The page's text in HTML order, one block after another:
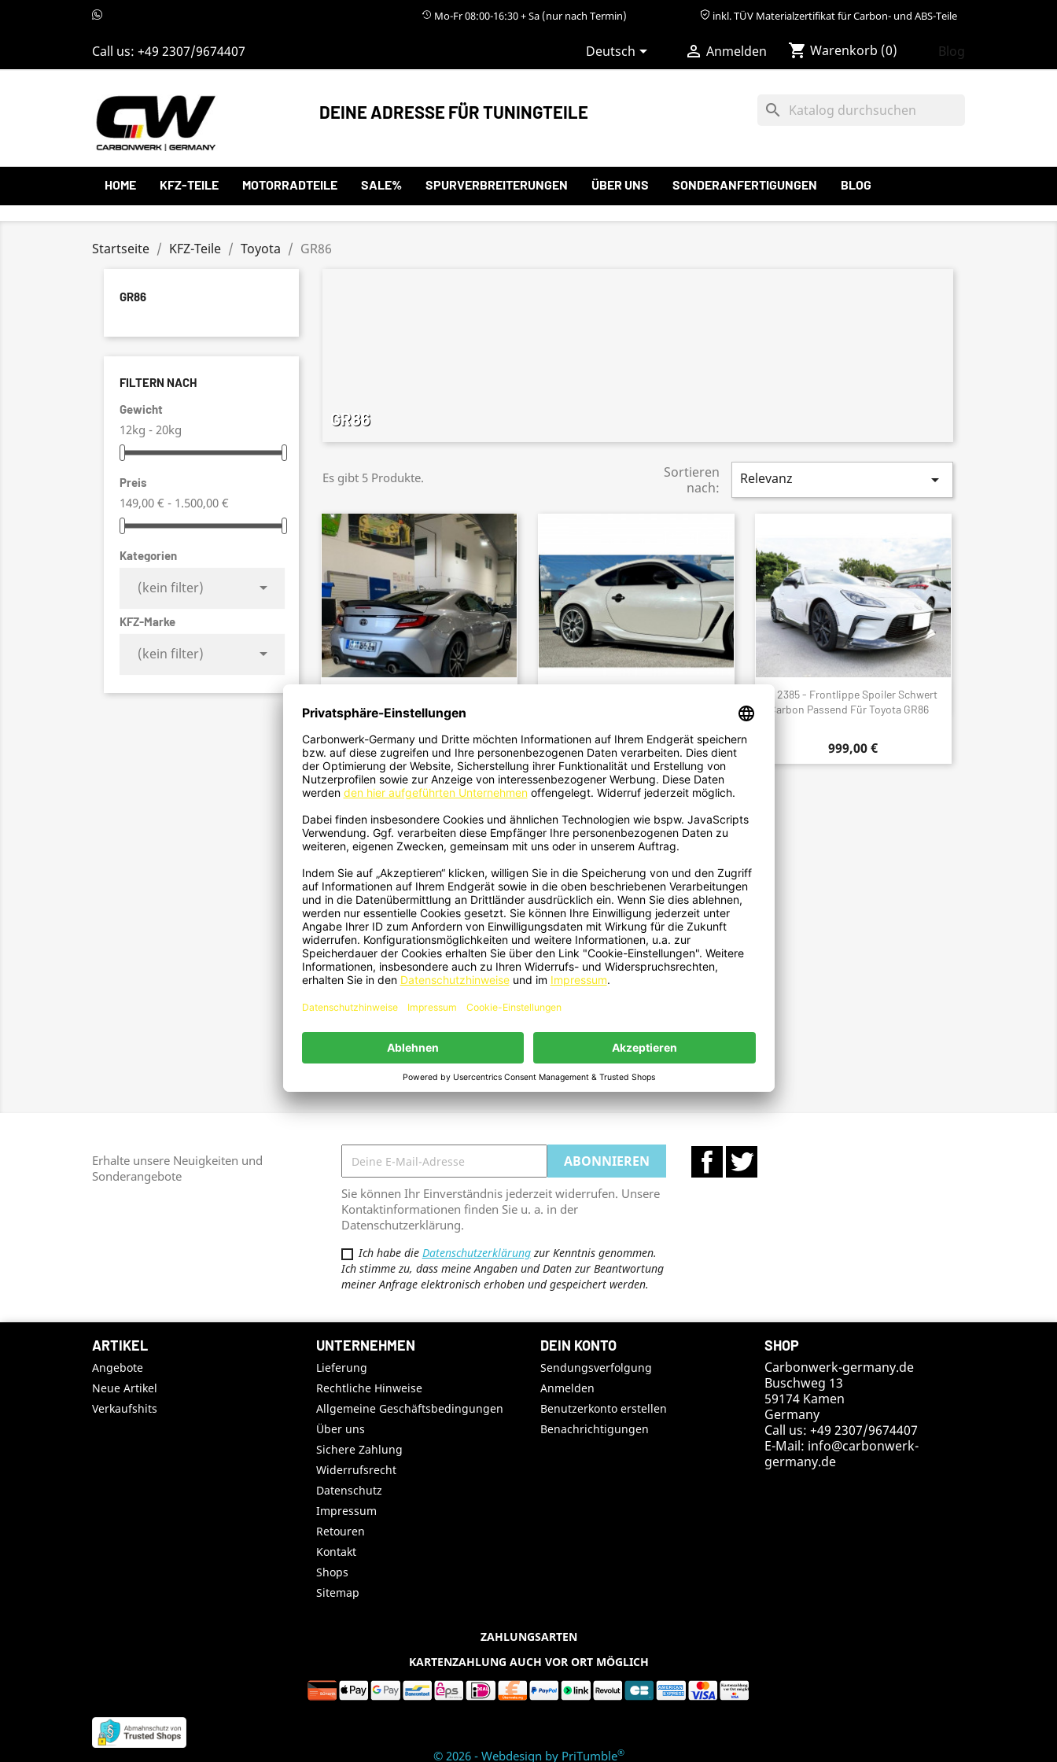
Mo-Fr 08:00-16:30 + Sa (nur nach Termin) inkl. TÜV Materialzertifikat für Carbon- und ABS-Teile
Call us: +49 2307/9674407 Deutsch  Anmelden shopping_cart Warenkorb (0) Blog
DEINE ADRESSE FÜR TUNINGTEILE search
HOME KFZ-TEILE MOTORRADTEILE SALE% SPURVERBREITERUNGEN ÜBER UNS SONDERANFERTIGUNGEN BLOG
Startseite KFZ-Teile Toyota GR86
GR86
FILTERN NACH
Gewicht
12kg - 20kg
Preis
149,00 € - 1.500,00 €
Kategorien
(kein filter) 
KFZ-Marke
(kein filter) 
GR86
Es gibt 5 Produkte.
Sortieren
nach:
Relevanz 
Lippe Heck ABS Glanz Schwarz Passend
Für Toyota GR86
149,00 € 799,00 €
2385 - Frontlippe Spoiler Schwert
Carbon Passend Für Toyota GR86
999,00 €
Schnellansicht
2386 - Heckdiffusor Diffusor Heck
Ansatz Carbon Passend Für Toyota
1.499,00 €
Schnellansicht
Heckspoiler Ducktail Spoiler Lippe
Heck Carbon Passend Für Toyota GR86 -
 Schnellansicht
Zeige 1-5 bis 5 Artikel
Erhalte unsere Neuigkeiten und
Sonderangebote
Sie können Ihr Einverständnis jederzeit widerrufen. Unsere
Kontaktinformationen finden Sie u. a. in der
Datenschutzerklärung.
Ich habe die Datenschutzerklärung zur Kenntnis genommen.
Ich stimme zu, dass meine Angaben und Daten zur Beantwortung
meiner Anfrage elektronisch erhoben und gespeichert werden.
Facebook
ARTIKEL
Angebote
Neue Artikel
Verkaufshits
UNTERNEHMEN
Lieferung
Rechtliche Hinweise
Allgemeine Geschäftsbedingungen
Über uns
Sichere Zahlung
Widerrufsrecht
Datenschutz
Impressum
Retouren
Kontakt
Shops
Sitemap
DEIN KONTO
Sendungsverfolgung
Anmelden
Benutzerkonto erstellen
Benachrichtigungen
SHOP
Carbonwerk-germany.de
Buschweg 13
59174 Kamen
Germany
Call us: +49 2307/9674407
E-Mail: info@carbonwerk-
germany.de
ZAHLUNGSARTEN
KARTENZAHLUNG AUCH VOR ORT MÖGLICH
© 2026 - Webdesign by PriTumble®